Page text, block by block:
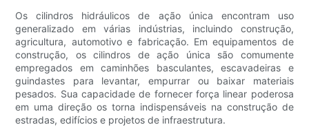
Os cilindros hidráulicos de ação única encontram uso
generalizado em várias indústrias, incluindo construção,
agricultura, automotivo e fabricação. Em equipamentos de
construção, os cilindros de ação única são comumente
empregados em caminhões basculantes, escavadeiras e
guindastes para levantar, empurrar ou baixar materiais
pesados. Sua capacidade de fornecer força linear poderosa
em uma direção os torna indispensáveis ​​na construção de
estradas, edifícios e projetos de infraestrutura.